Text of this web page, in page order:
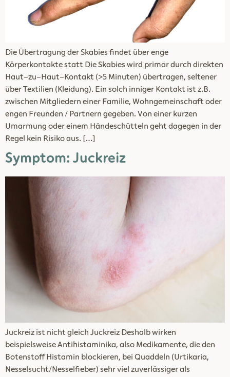
Die Übertragung der Skabies findet über enge
Körperkontakte statt Die Skabies wird primär durch direkten
Haut-zu-Haut-Kontakt (>5 Minuten) übertragen, seltener
über Textilien (Kleidung). Ein solch inniger Kontakt ist z.B.
zwischen Mitgliedern einer Familie, Wohngemeinschaft oder
engen Freunden / Partnern gegeben. Von einer kurzen
Umarmung oder einem Händeschütteln geht dagegen in der
Regel kein Risiko aus. […]
Symptom: Juckreiz
Juckreiz ist nicht gleich Juckreiz Deshalb wirken
beispielsweise Antihistaminika, also Medikamente, die den
Botenstoff Histamin blockieren, bei Quaddeln (Urtikaria,
Nesselsucht/Nesselfieber) sehr viel zuverlässiger als